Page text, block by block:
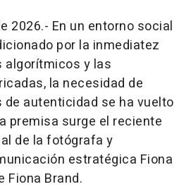
2026.- En un entorno social
por la inmediatez
algorítmicos y las
la necesidad de
autenticidad se ha vuelto
premisa surge el reciente
de la fotógrafa y
estratégica Fiona
Fiona Brand.